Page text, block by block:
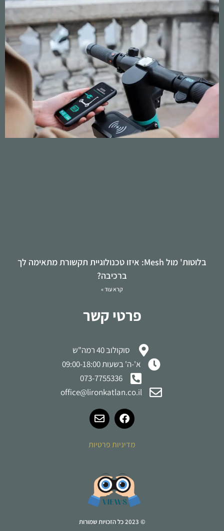
בלוטות' מול Mesh: איזו טכנולוגיית תקשורת מתאימה לך
ברכיבה?
קרא עוד »
פרטי קשר
סוקולוב 40 רמה"ש
א'-ה' בשעות 09:00-18:00
073-7755336
office@lironkatlan.co.il
מדיניות פרטיות
© 2023 כל הזכויות שמורות